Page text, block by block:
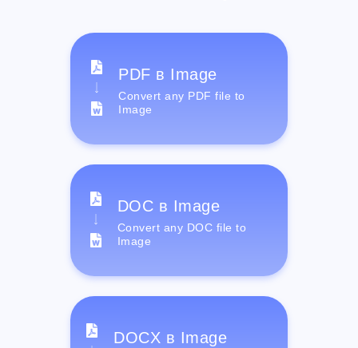
PDF в Image
Convert any PDF file to
Image
DOC в Image
Convert any DOC file to
Image
DOCX в Image